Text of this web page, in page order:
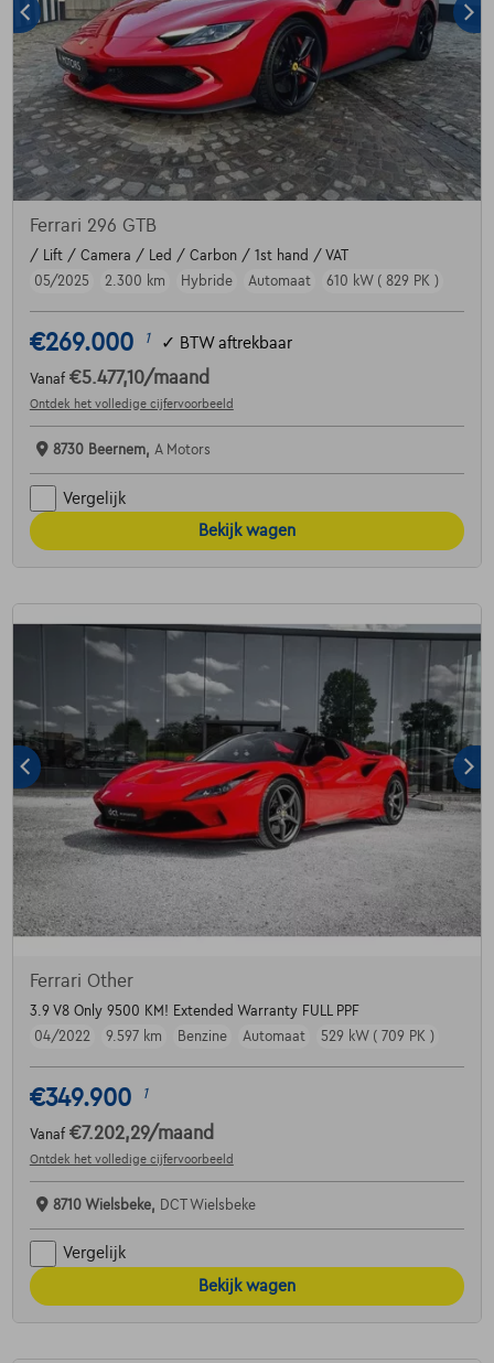
Ferrari 296 GTB
/ Lift / Camera / Led / Carbon / 1st hand / VAT
05/2025
2.300 km Hybride Automaat 610 kW ( 829 PK )
€269.000 1 ✓ BTW aftrekbaar
Vanaf €5.477,10/maand
Ontdek het volledige cijfervoorbeeld
8730 Beernem, A Motors
Vergelijk
Bekijk wagen
Ferrari Other
3.9 V8 Only 9500 KM! Extended Warranty FULL PPF
04/2022
9.597 km Benzine Automaat 529 kW ( 709 PK )
€349.900 1
Vanaf €7.202,29/maand
Ontdek het volledige cijfervoorbeeld
8710 Wielsbeke, DCT Wielsbeke
Vergelijk
Bekijk wagen